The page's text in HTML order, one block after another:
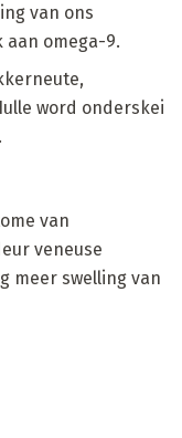
van ons
aan omega-9.
word onderskei
van
veneuse
meer swelling van